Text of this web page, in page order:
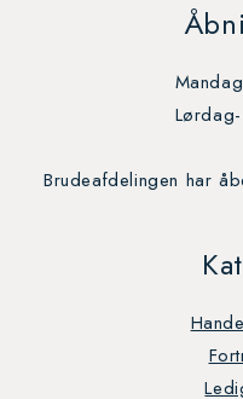
Brudeafdelingen har